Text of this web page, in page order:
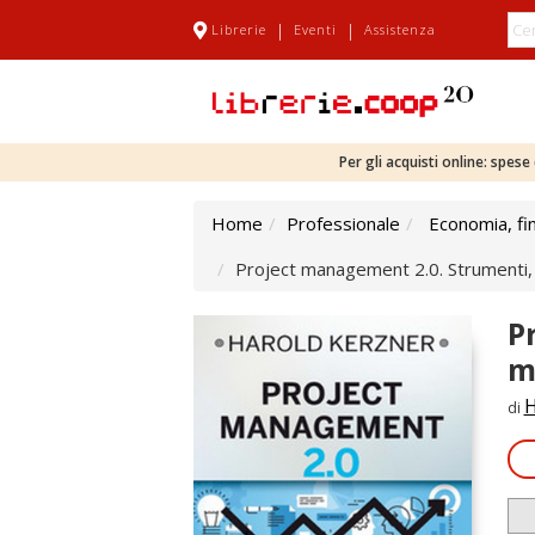
Librerie | Eventi | Assistenza
Per gli acquisti online:
Home Professionale
Economia,
Project management 2.0.
di